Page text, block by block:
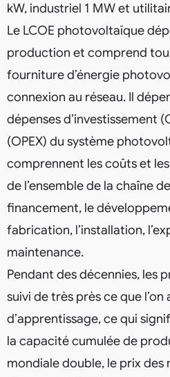
kW, industriel 1 MW et
Le LCOE photovoltaïque
production et comprend
fourniture d’énergie
connexion au réseau. Il
dépenses d’investissement
(OPEX) du système
comprennent les coûts et
de l’ensemble de la chaîne
financement, le
fabrication, l’installation,
maintenance.
Pendant des décennies, les
suivi de très près ce que
d’apprentissage, ce qui
la capacité cumulée de
mondiale double, le prix des